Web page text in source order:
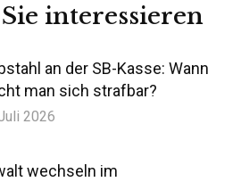
interessieren
an der SB-Kasse: Wann
man sich strafbar?
2026
wechseln im